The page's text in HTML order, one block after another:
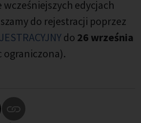
edycjach
do rejestracji poprzez
do 26 września
ograniczona).